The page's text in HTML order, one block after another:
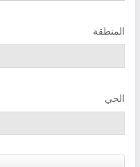
المنطقة
الحي